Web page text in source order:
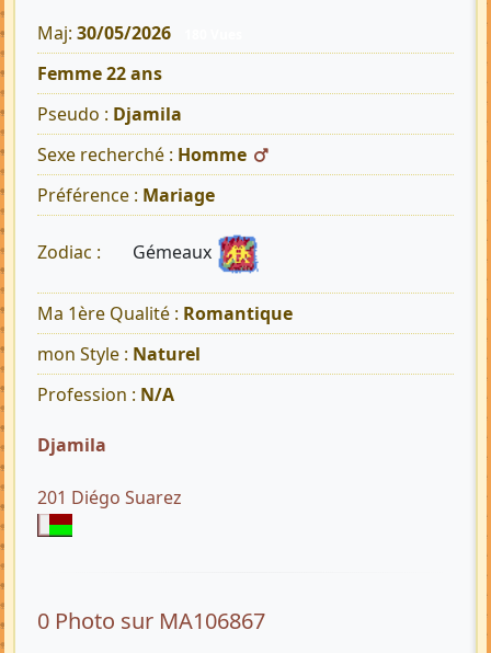
Maj: 30/05/2026
Femme 22 ans
Pseudo : Djamila
Sexe recherché : Homme
Préférence : Mariage
Zodiac : Gémeaux
Ma 1ère Qualité : Romantique
mon Style : Naturel
Profession : N/A
Djamila
201 Diégo Suarez
0 Photo sur MA106867